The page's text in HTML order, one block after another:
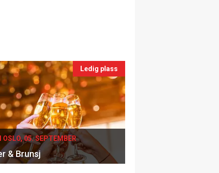
Ledig plass
OSLO, 05. SEPTEMBER
& Brunsj